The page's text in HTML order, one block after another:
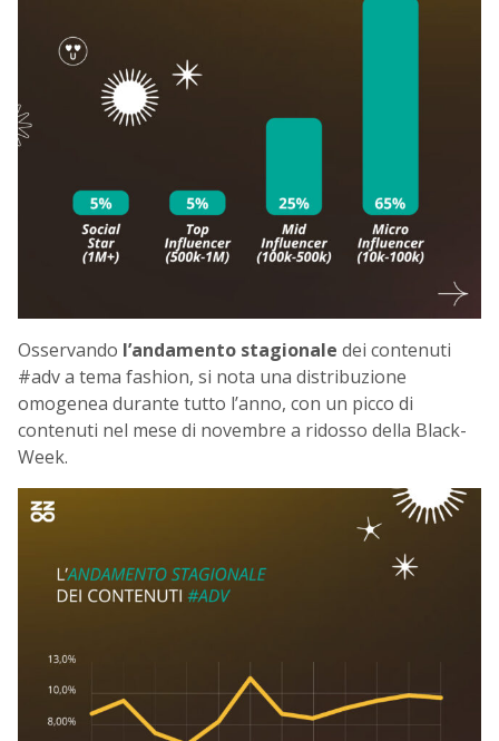
Osservando l’andamento stagionale dei contenuti
#adv a tema fashion, si nota una distribuzione
omogenea durante tutto l’anno, con un picco di
contenuti nel mese di novembre a ridosso della Black-
Week.